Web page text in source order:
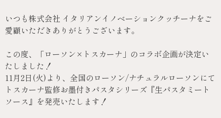
いつも株式会社 イタリアンイノベーションクッチーナをご
愛顧いただきありがとうございます。
この度、「ローソン×トスカーナ」のコラボ企画が決定い
たしました！
11月2日(火)より、全国のローソン/ナチュラルローソンにて
トスカーナ監修お墨付きパスタシリーズ『生パスタミート
ソース』を発売いたします！